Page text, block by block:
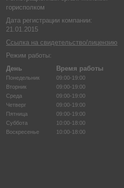
горисполком
Дата регистрации компании:
21.01.2015
Ссылка на свидетельство/лицензию
Режим работы:
День
Время работы
Понедельник
09:00-19:00
Вторник
09:00-19:00
Среда
09:00-19:00
Четверг
09:00-19:00
Пятница
09:00-19:00
Суббота
10:00-18:00
Воскресенье
10:00-18:00